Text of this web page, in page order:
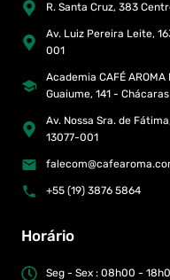
R. Santa Cruz, 383
Av. Luiz Pereira Leite,
001
Academia CAFÉ
Guaiume, 141 -
Av. Nossa Sra. de
13077-001
+55 (19) 3876 5864
Horário
Seg - Sex : 08h00 -